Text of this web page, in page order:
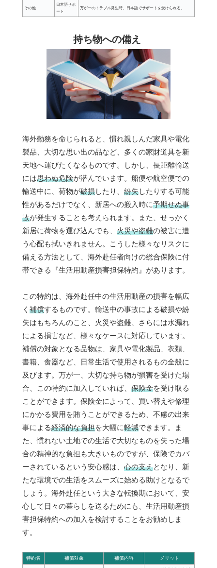
その他
日本語サポ
ート
万が一のトラブル発生時、日本語でサポートを受けられる。
持ち物への備え
海外勤務を命じられると、慣れ親しんだ家具や電化
製品、大切な思い出の品など、多くの家財道具を新
天地へ運びたくなるものです。しかし、長距離輸送
には思わぬ危険が潜んでいます。船便や航空便での
輸送中に、荷物が破損したり、 紛失したりする可能
性があるだけでなく、新居への搬入時に予期せぬ事
故が発生することも考えられます。また、せっかく
新居に荷物を運び込んでも、 火災や盗難の被害に遭
う心配も拭いきれません。こうした様々なリスクに
備える方法として、海外赴任者向けの総合保険に付
帯できる『生活用動産損害担保特約』があります。
この特約は、海外赴任中の生活用動産の損害を幅広
く 補償するものです。輸送中の事故による破損や紛
失はもちろんのこと、火災や盗難、さらには水漏れ
による損害など、様々なケースに対応しています。
補償の対象となる品物は、家具や電化製品、衣類、
書籍、食器など、日常生活で使用されるもの全般に
及びます。万が一、大切な持ち物が損害を受けた場
合、この特約に加入していれば、 保険金を受け取る
ことができます。保険金によって、買い替えや修理
にかかる費用を賄うことができるため、不慮の出来
事による経済的な負担を大幅に軽減できます。ま
た、慣れない土地での生活で大切なものを失った場
合の精神的な負担も大きいものですが、保険でカバ
ーされているという安心感は、 心の支えとなり、新
たな環境での生活をスムーズに始める助けとなるで
しょう。海外赴任という大きな転換期において、安
心して日々の暮らしを送るためにも、生活用動産損
害担保特約への加入を検討することをお勧めしま
す。
特約名 補償対象 補償内容 メリット